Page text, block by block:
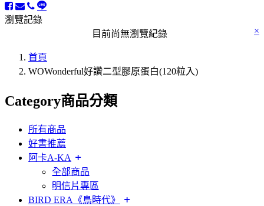
瀏覽記錄
×
目前尚無瀏覽紀錄
首頁
WOWonderful好讚二型膠原蛋白(120粒入)
Category商品分類
所有商品
好書推薦
阿卡A-KA
全部商品
明信片專區
BIRD ERA《鳥時代》